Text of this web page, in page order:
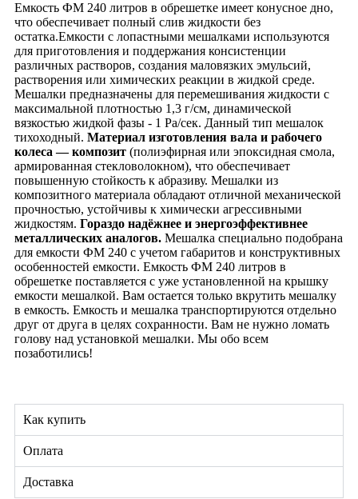
Емкость ФМ 240 литров в обрешетке имеет конусное дно,
что обеспечивает полный слив жидкости без
остатка.Емкости с лопастными мешалками используются
для приготовления и поддержания консистенции
различных растворов, создания маловязких эмульсий,
растворения или химических реакции в жидкой среде.
Мешалки предназначены для перемешивания жидкости с
максимальной плотностью 1,3 г/см, динамической
вязкостью жидкой фазы ‐ 1 Ра/сек. Данный тип мешалок
тихоходный. Материал изготовления вала и рабочего
колеса — композит (полиэфирная или эпоксидная смола,
армированная стекловолокном), что обеспечивает
повышенную стойкость к абразиву. Мешалки из
композитного материала обладают отличной механической
прочностью, устойчивы к химически агрессивными
жидкостям. Гораздо надёжнее и энергоэффективнее
металлических аналогов. Мешалка специально подобрана
для емкости ФМ 240 с учетом габаритов и конструктивных
особенностей емкости. Емкость ФМ 240 литров в
обрешетке поставляется с уже установленной на крышку
емкости мешалкой. Вам остается только вкрутить мешалку
в емкость. Емкость и мешалка транспортируются отдельно
друг от друга в целях сохранности. Вам не нужно ломать
голову над установкой мешалки. Мы обо всем
позаботились!
Как купить
Оплата
Доставка